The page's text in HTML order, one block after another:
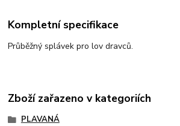
Kompletní specifikace
Průběžný splávek pro lov dravců.
Zboží zařazeno v kategoriích
PLAVANÁ